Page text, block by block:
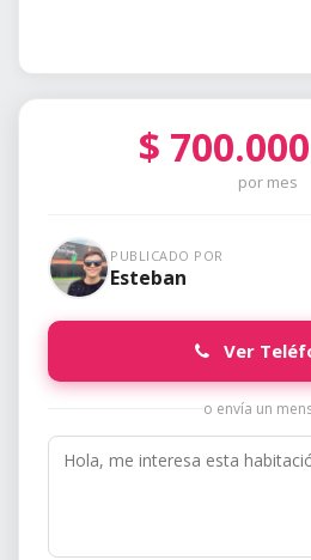
$ 700.000
por mes
PUBLICADO POR
Esteban
Ver
o envía un